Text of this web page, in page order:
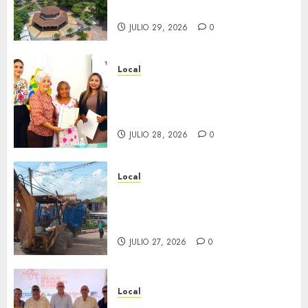
JULIO 29, 2026 0
Local
JULIO 28, 2026 0
Local
JULIO 27, 2026 0
Local